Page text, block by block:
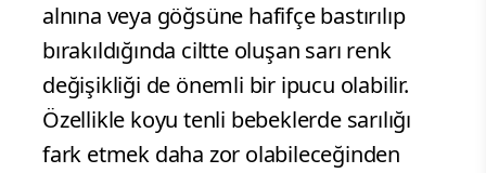
alnına veya göğsüne hafifçe bastırılıp
bırakıldığında ciltte oluşan sarı renk
değişikliği de önemli bir ipucu olabilir.
Özellikle koyu tenli bebeklerde sarılığı
fark etmek daha zor olabileceğinden